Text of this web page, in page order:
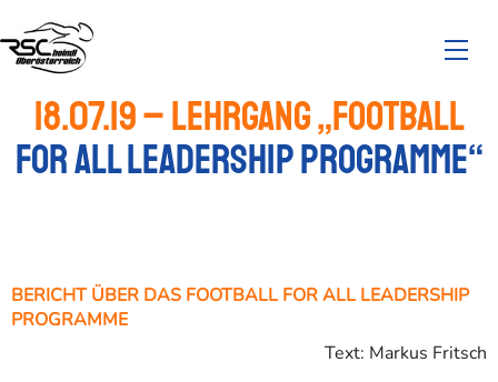
18.07.19 – Lehrgang „Football
for all leadership programme“
BERICHT ÜBER DAS FOOTBALL FOR ALL LEADERSHIP
PROGRAMME
Text: Markus Fritsch